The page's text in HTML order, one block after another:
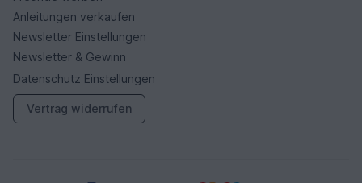
Anleitungen verkaufen
Newsletter Einstellungen
Newsletter & Gewinn
Datenschutz Einstellungen
Vertrag widerrufen